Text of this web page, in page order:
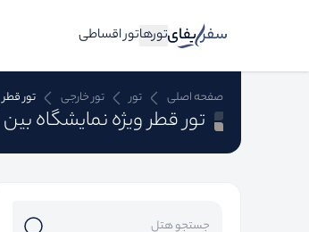
تورهاتور اقساطی
صفحه اصلی تور تور خارجی تور قطر
تور قطر ویژه نمایشگاه